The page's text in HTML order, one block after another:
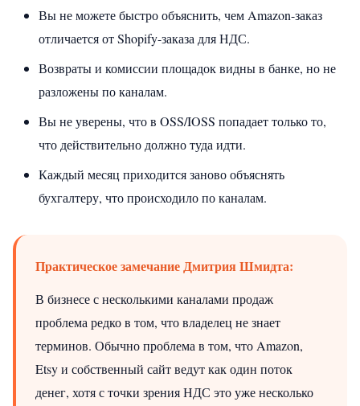
Вы не можете быстро объяснить, чем Amazon-заказ
отличается от Shopify-заказа для НДС.
Возвраты и комиссии площадок видны в банке, но не
разложены по каналам.
Вы не уверены, что в OSS/IOSS попадает только то,
что действительно должно туда идти.
Каждый месяц приходится заново объяснять
бухгалтеру, что происходило по каналам.
Практическое замечание Дмитрия Шмидта:
В бизнесе с несколькими каналами продаж
проблема редко в том, что владелец не знает
терминов. Обычно проблема в том, что Amazon,
Etsy и собственный сайт ведут как один поток
денег, хотя с точки зрения НДС это уже несколько